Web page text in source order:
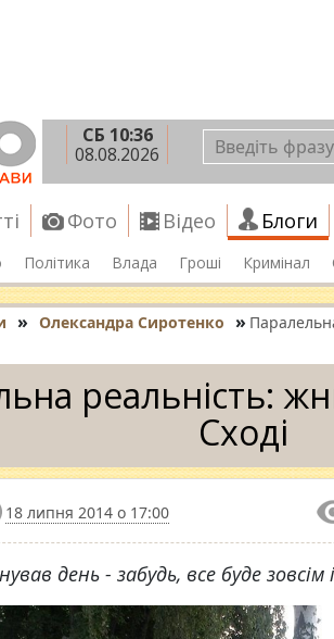
СБ 10:36
08.08.2026
Фото Відео Блоги
Політика Влада Гроші Кримінал
» Олександра Сиротенко »
реальність:
Сході
18 липня 2014 о 17:00
день - забудь, все буде зовсім